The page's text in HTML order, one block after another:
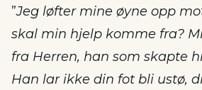
”Jeg løfter mine øyne opp
skal min hjelp komme fra?
fra Herren, han som skapte
Han lar ikke din fot bli ustø,